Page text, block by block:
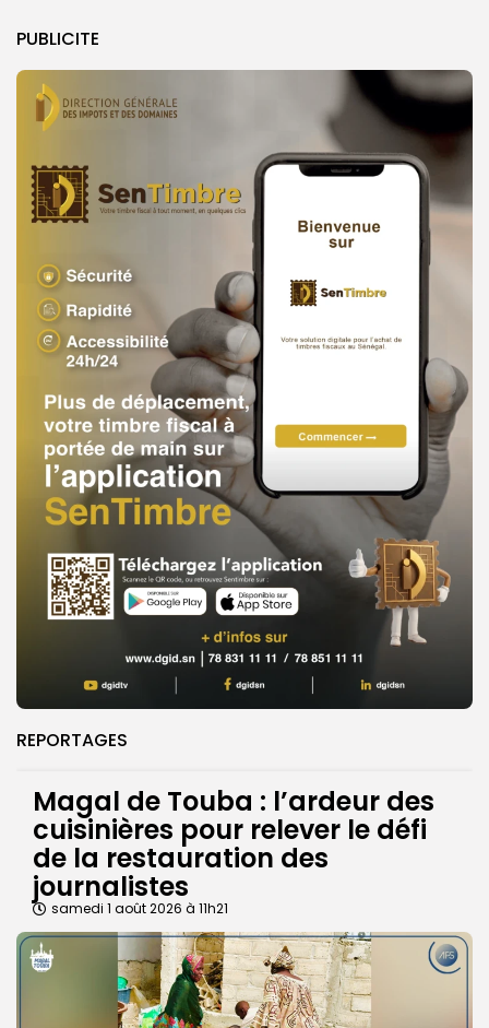
PUBLICITE
REPORTAGES
Magal de Touba : l’ardeur des
cuisinières pour relever le défi
de la restauration des
journalistes
samedi 1 août 2026 à 11h21